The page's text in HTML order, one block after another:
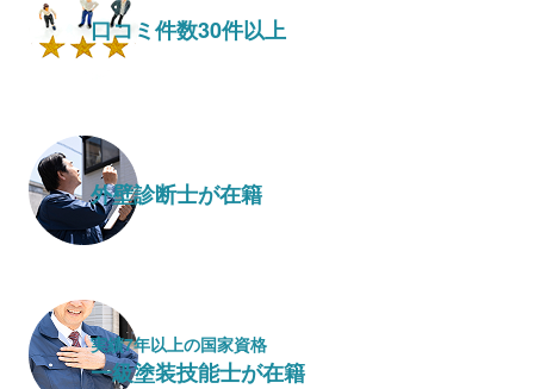
口コミ件数30件以上
外壁診断士が在籍
実績7年以上の国家資格
一級塗装技能士が在籍